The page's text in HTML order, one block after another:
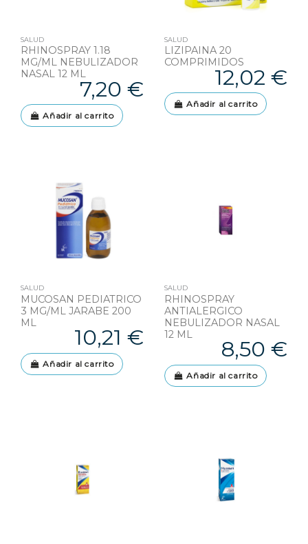
SALUD
RHINOSPRAY 1.18
MG/ML NEBULIZADOR
NASAL 12 ML
7,20 €
Añadir al carrito
SALUD
LIZIPAINA 20
COMPRIMIDOS
12,02 €
Añadir al carrito
SALUD
MUCOSAN PEDIATRICO
3 MG/ML JARABE 200
ML
10,21 €
Añadir al carrito
SALUD
RHINOSPRAY
ANTIALERGICO
NEBULIZADOR NASAL
12 ML
8,50 €
Añadir al carrito